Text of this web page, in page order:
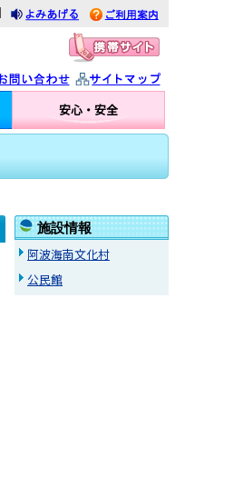
みあげる
利用案内
問い合わせ イトマップ
安心・安全
Atom
施設情報
阿波海南文化村
公民館